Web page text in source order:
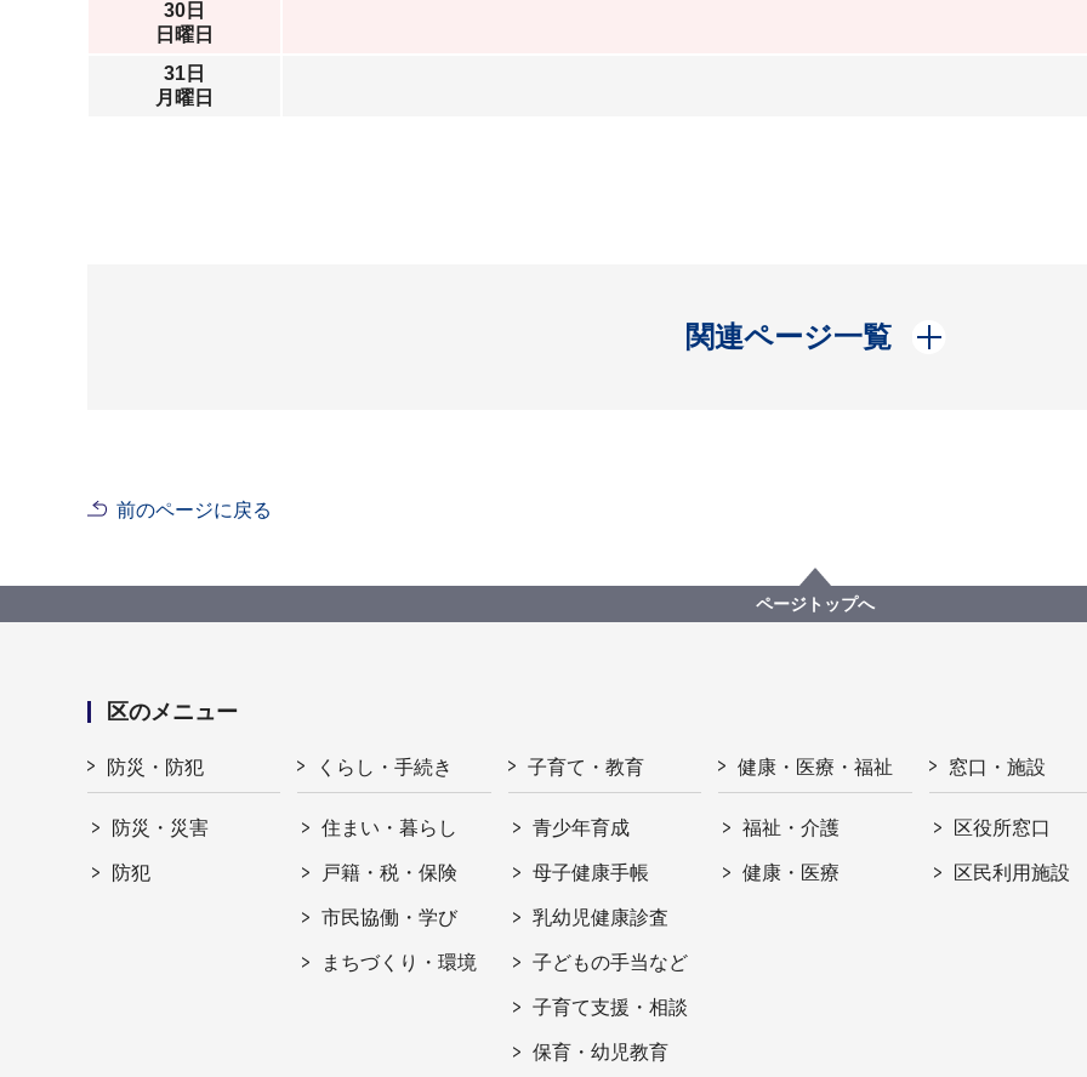
30日
日曜日
31日
月曜日
関連ページ一覧
開く
前のページに戻る
ページトップへ
区のメニュー
防災・防犯
防災・災害
防犯
くらし・手続き
住まい・暮らし
戸籍・税・保険
市民協働・学び
まちづくり・環境
子育て・教育
青少年育成
母子健康手帳
乳幼児健康診査
子どもの手当など
子育て支援・相談
保育・幼児教育
健康・医療・福祉
福祉・介護
健康・医療
窓口・施設
区役所窓口
区民利用施設